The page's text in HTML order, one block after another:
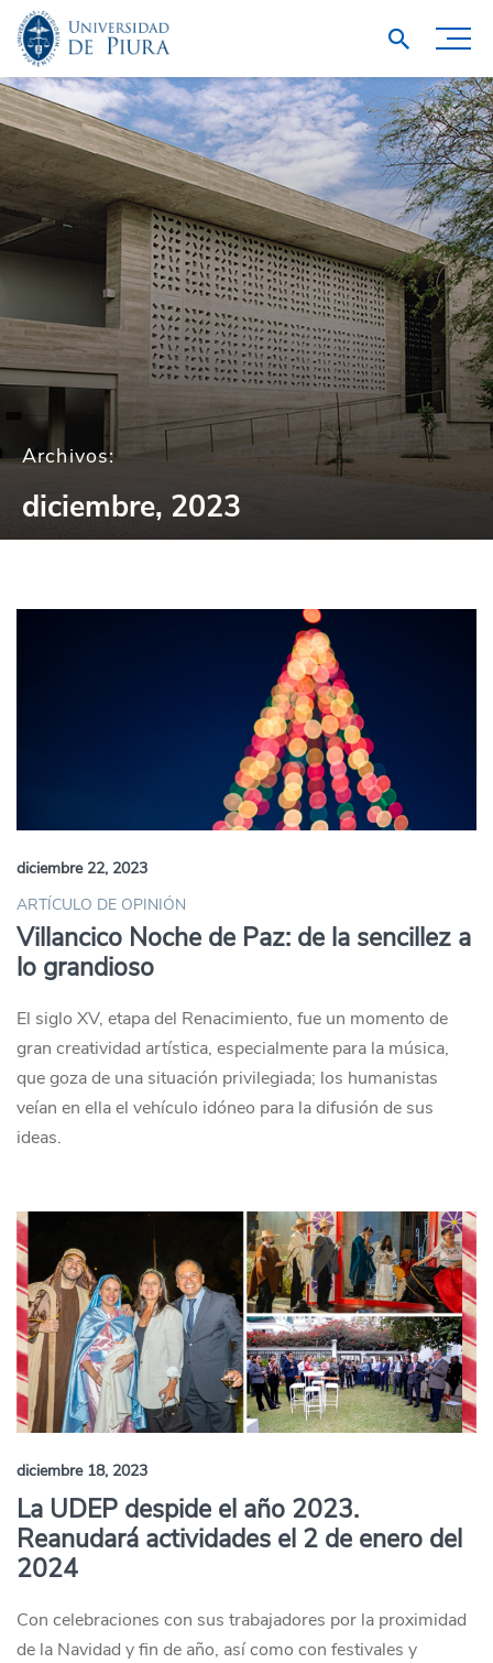
Archivos:
diciembre, 2023
diciembre 22, 2023
ARTÍCULO DE OPINIÓN
Villancico Noche de Paz: de la sencillez a
lo grandioso
El siglo XV, etapa del Renacimiento, fue un momento de
gran creatividad artística, especialmente para la música,
que goza de una situación privilegiada; los humanistas
veían en ella el vehículo idóneo para la difusión de sus
ideas.
diciembre 18, 2023
La UDEP despide el año 2023.
Reanudará actividades el 2 de enero del
2024
Con celebraciones con sus trabajadores por la proximidad
de la Navidad y fin de año, así como con festivales y